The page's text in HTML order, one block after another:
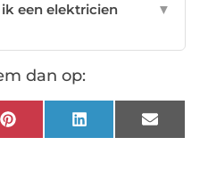
een elektricien
▼
dan op:
Pinterest LinkedIn Email